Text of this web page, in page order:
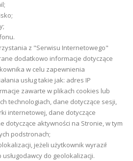
z "Serwisu Internetowego"
dodatkowo informacje dotyczące
w celu zapewnienia
usług takie jak: adres IP
zawarte w plikach cookies lub
technologiach, dane dotyczące sesji,
internetowej, dane dotyczące
dotyczące aktywności na Stronie, w tym
podstronach;
jeżeli użytkownik wyraził
usługodawcy do geolokalizacji.